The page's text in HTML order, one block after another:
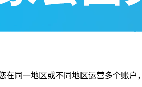
在同一地区或不同地区运营多个账户，